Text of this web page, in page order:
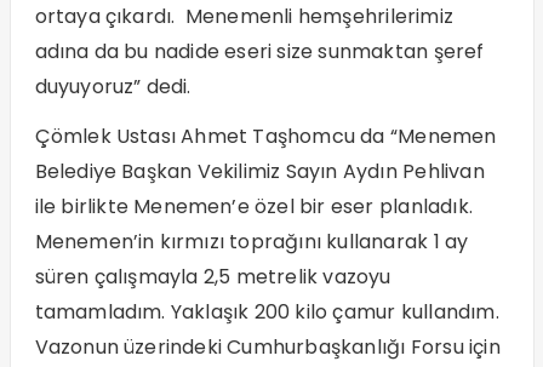
ortaya çıkardı. Menemenli hemşehrilerimiz
adına da bu nadide eseri size sunmaktan şeref
duyuyoruz” dedi.
Çömlek Ustası Ahmet Taşhomcu da “Menemen
Belediye Başkan Vekilimiz Sayın Aydın Pehlivan
ile birlikte Menemen’e özel bir eser planladık.
Menemen’in kırmızı toprağını kullanarak 1 ay
süren çalışmayla 2,5 metrelik vazoyu
tamamladım. Yaklaşık 200 kilo çamur kullandım.
Vazonun üzerindeki Cumhurbaşkanlığı Forsu için